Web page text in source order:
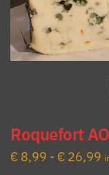
Roquefort
€ 8,99 - € 26,99